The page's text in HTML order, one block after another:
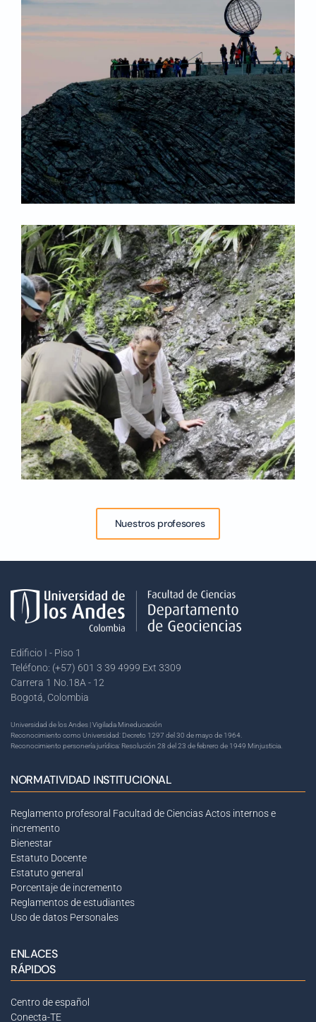
Ver más
Ver más
Nuestros profesores
Edificio I - Piso 1
Teléfono: (+57) 601 3 39 4999 Ext 3309
Carrera 1 No.18A - 12
Bogotá, Colombia
Universidad de los Andes | Vigilada Mineducación
Reconocimiento como Universidad: Decreto 1297 del 30 de mayo de 1964.
Reconocimiento personería jurídica: Resolución 28 del 23 de febrero de 1949 Minjusticia.
NORMATIVIDAD INSTITUCIONAL
Reglamento profesoral Facultad de CienciasActos internos e
incremento
Bienestar
Estatuto Docente
Estatuto general
Porcentaje de incremento
Reglamentos de estudiantes
Uso de datos Personales
ENLACES
RÁPIDOS
Centro de español
Conecta-TE